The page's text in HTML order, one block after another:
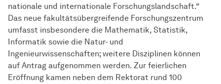
nationale und internationale Forschungslandschaft.“
Das neue fakultätsübergreifende Forschungszentrum
umfasst insbesondere die Mathematik, Statistik,
Informatik sowie die Natur- und
Ingenieurwissenschaften; weitere Disziplinen können
auf Antrag aufgenommen werden. Zur feierlichen
Eröffnung kamen neben dem Rektorat rund 100